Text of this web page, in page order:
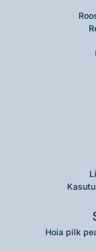
Hoia pilk